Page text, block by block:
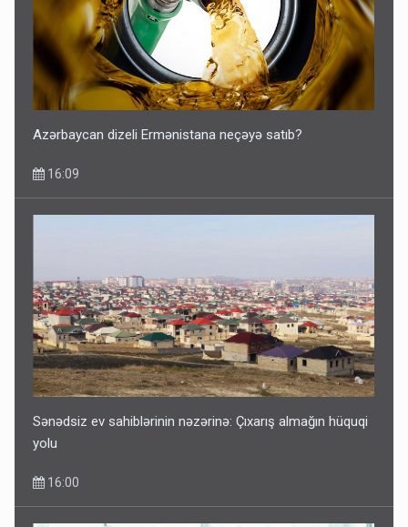
Azərbaycan dizeli Ermənistana neçəyə satıb?
16:09
Sənədsiz ev sahiblərinin nəzərinə: Çıxarış almağın hüquqi
yolu
16:00